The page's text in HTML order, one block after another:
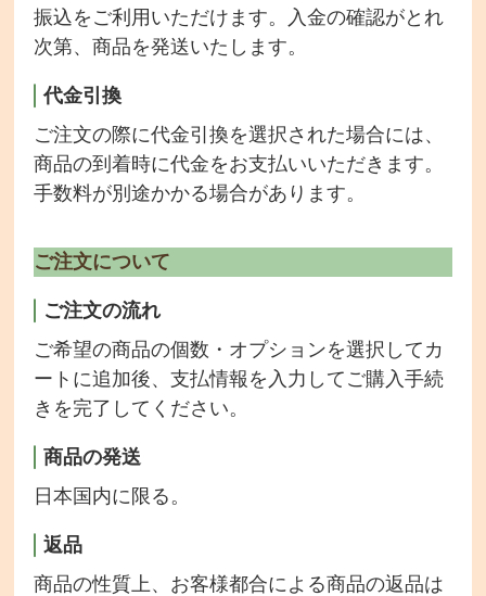
振込をご利用いただけます。入金の確認がとれ
次第、商品を発送いたします。
代金引換
ご注文の際に代金引換を選択された場合には、
商品の到着時に代金をお支払いいただきます。
手数料が別途かかる場合があります。
ご注文について
ご注文の流れ
ご希望の商品の個数・オプションを選択してカ
ートに追加後、支払情報を入力してご購入手続
きを完了してください。
商品の発送
日本国内に限る。
返品
商品の性質上、お客様都合による商品の返品は